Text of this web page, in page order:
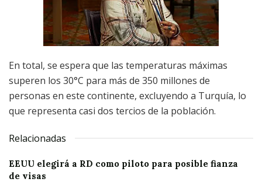
En total, se espera que las temperaturas máximas
superen los 30°C para más de 350 millones de
personas en este continente, excluyendo a Turquía, lo
que representa casi dos tercios de la población.
Relacionadas
EEUU elegirá a RD como piloto para posible fianza
de visas